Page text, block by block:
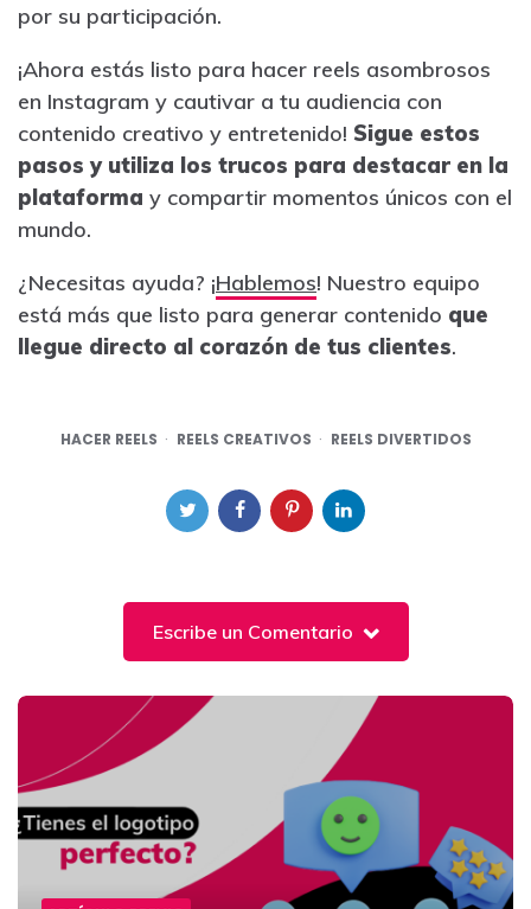
por su participación.
¡Ahora estás listo para hacer reels asombrosos
en Instagram y cautivar a tu audiencia con
contenido creativo y entretenido! Sigue estos
pasos y utiliza los trucos para destacar en la
plataforma y compartir momentos únicos con el
mundo.
¿Necesitas ayuda? ¡Hablemos! Nuestro equipo
está más que listo para generar contenido que
llegue directo al corazón de tus clientes.
HACER REELS REELS CREATIVOS REELS DIVERTIDOS
Escribe un Comentario
Post
navigation